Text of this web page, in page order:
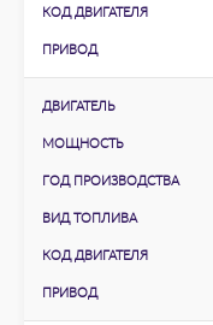
КОД ДВИГАТЕЛЯ
ПРИВОД
ДВИГАТЕЛЬ
МОЩНОСТЬ
ГОД ПРОИЗВОДСТВА
ВИД ТОПЛИВА
КОД ДВИГАТЕЛЯ
ПРИВОД